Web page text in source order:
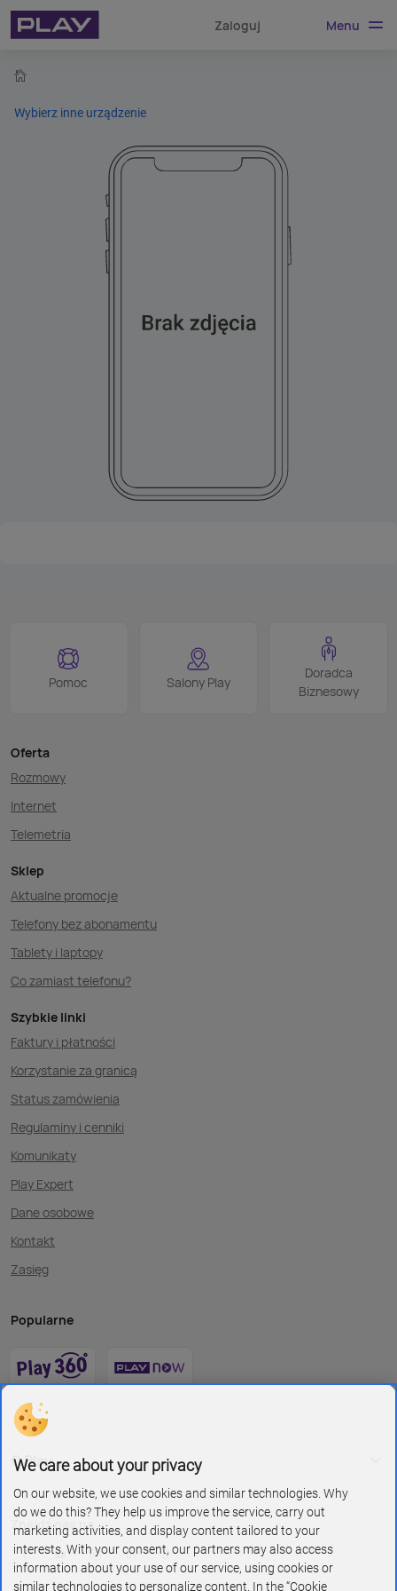
Zaloguj Menu
Wybierz inne urządzenie
Pomoc Salony Play
Doradca
Biznesowy
Oferta
Rozmowy
Internet
Telemetria
Sklep
Aktualne promocje
Telefony bez abonamentu
Tablety i laptopy
Co zamiast telefonu?
Szybkie linki
Faktury i płatności
Korzystanie za granicą
Status zamówienia
Regulaminy i cenniki
Komunikaty
Play Expert
Dane osobowe
Kontakt
Zasięg
Popularne
O Play
Znajdź nas na
We care about your privacy
On our website, we use cookies and similar technologies. Why
do we do this? They help us improve the service, carry out
marketing activities, and display content tailored to your
interests. With your consent, our partners may also access
information about your use of our service, using cookies or
similar technologies to personalize content. In the “Cookie